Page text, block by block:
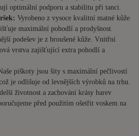
optimální podporu a stabilitu při tanci.
Vyrobeno z vysoce kvalitní matné kůže
maximální pohodlí a prodyšnost.
podešev je z broušené kůže. Vnitřní
vrstva zajišťující extra pohodlí a
piškoty jsou šity s maximální pečlivostí
je odlišuje od levnějších výrobků na trhu.
životnost a zachování krásy barev
před použitím ošetřit voskem na